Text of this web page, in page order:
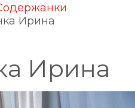
Ирина
Ирина